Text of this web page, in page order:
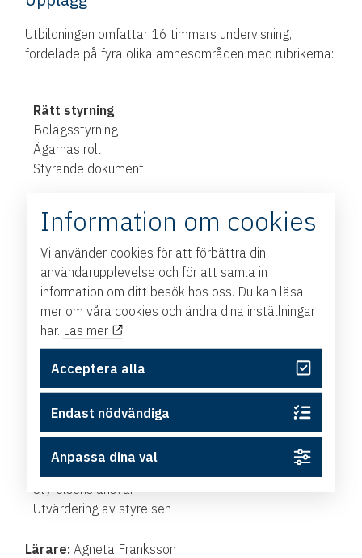
Utbildningen omfattar 16 timmars undervisning,
fördelade på fyra olika ämnesområden med rubrikerna:
Rätt styrning
Bolagsstyrning
Ägarnas roll
Styrande dokument
Rätt bemanning
Valberedningen
Styrelsen
Rätt inriktning
Strategi för bolaget
Bolagets samhällsansvar
Kontroll av bolagets skötsel
Rätt arbetssätt
Styrelsens arbetsformer
Styrelsens ansvar
Utvärdering av styrelsen
Lärare: Agneta Franksson
Information om cookies
Vi använder cookies för att förbättra din
användarupplevelse och för att samla in
information om ditt besök hos oss. Du kan läsa
mer om våra cookies och ändra dina inställningar
här. Läs mer
Acceptera alla
Endast nödvändiga
Anpassa dina val